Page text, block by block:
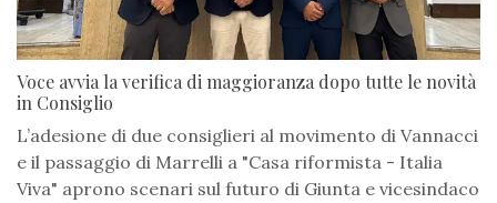
Voce avvia la verifica di maggioranza dopo tutte le novità
in Consiglio
L’adesione di due consiglieri al movimento di Vannacci
e il passaggio di Marrelli a "Casa riformista - Italia
Viva" aprono scenari sul futuro di Giunta e vicesindaco